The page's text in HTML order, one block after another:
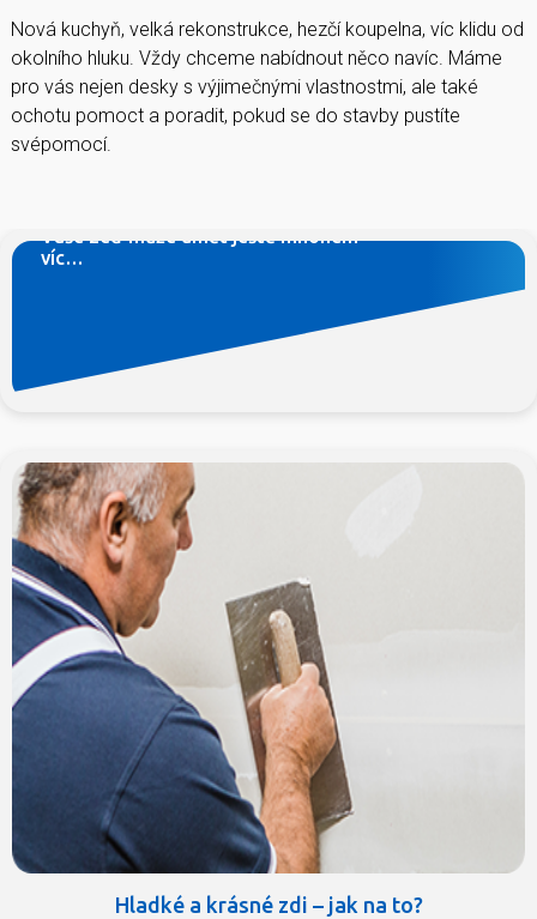
Nová kuchyň, velká rekonstrukce, hezčí koupelna, víc klidu od
okolního hluku. Vždy chceme nabídnout něco navíc. Máme
pro vás nejen desky s výjimečnými vlastnostmi, ale také
ochotu pomoct a poradit, pokud se do stavby pustíte
svépomocí.
Máte dost hluku od sousedů, chcete mít doma
Vaše zeď může umět ještě mnohem
víc…
Hladké a krásné zdi – jak na to?